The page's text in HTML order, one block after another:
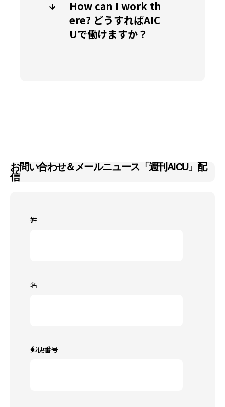
How can I work th
ere? どうすればAIC
Uで働けますか？
お問い合わせ＆メールニュース「週刊AICU」配
信
姓
名
郵便番号